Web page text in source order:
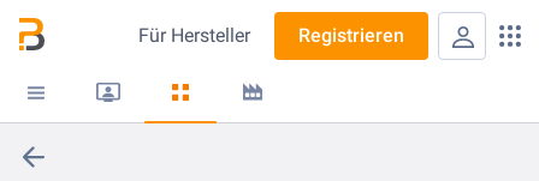
Für Hersteller Registrieren